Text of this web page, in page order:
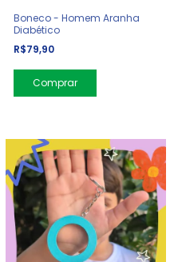
Boneco - Homem Aranha
Diabético
R$79,90